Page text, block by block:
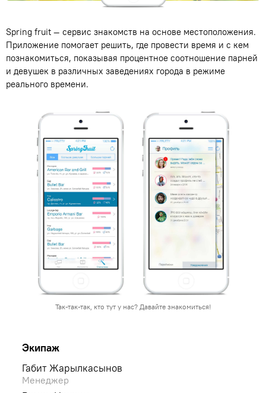
Spring fruit — сервис знакомств на основе местоположения.
Приложение помогает решить, где провести время и с кем
познакомиться, показывая процентное соотношение парней
и девушек в различных заведениях города в режиме
реального времени.
Так-так-так, кто тут у нас? Давайте знакомиться!
Экипаж
Габит Жарылкасынов
Менеджер